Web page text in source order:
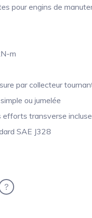
pour engins de
m
par collecteur
ou jumelée
efforts transverse incluse
SAE J328
?